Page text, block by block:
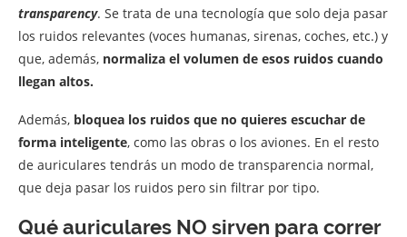
transparency. Se trata de una tecnología que solo deja pasar
los ruidos relevantes (voces humanas, sirenas, coches, etc.) y
que, además, normaliza el volumen de esos ruidos cuando
llegan altos.
Además, bloquea los ruidos que no quieres escuchar de
forma inteligente, como las obras o los aviones. En el resto
de auriculares tendrás un modo de transparencia normal,
que deja pasar los ruidos pero sin filtrar por tipo.
Qué auriculares NO sirven para correr